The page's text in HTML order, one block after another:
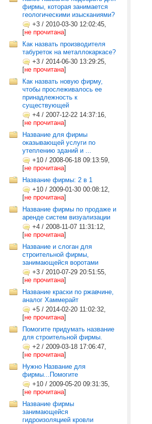
фирмы, которая занимается
геологическими изысканиями?
+3 / 2010-03-30 12:02:45,
[не прочитана]
Как назвать производителя
табуреток на металлокаркасе?
+3 / 2014-06-30 13:29:25,
[не прочитана]
Как назвать новую фирму,
чтобы прослеживалось ее
принадлежность к
существующей
+4 / 2007-12-22 14:37:16,
[не прочитана]
Название для фирмы
оказывающей услуги по
утеплению зданий и ...
+10 / 2008-06-18 09:13:59,
[не прочитана]
Название фирмы: 2 в 1
+10 / 2009-01-30 00:08:12,
[не прочитана]
Название фирмы по продаже и
аренде систем визуализации
+4 / 2008-11-07 11:31:12,
[не прочитана]
Название и слоган для
строительной фирмы,
занимающейся воротами
+3 / 2010-07-29 20:51:55,
[не прочитана]
Название краски по ржавчине,
аналог Хаммерайт
+5 / 2014-02-20 11:02:32,
[не прочитана]
Помогите придумать название
для строительной фирмы.
+2 / 2009-03-18 17:06:47,
[не прочитана]
Нужно Название для
фирмы...Помогите
+10 / 2009-05-20 09:31:35,
[не прочитана]
Название фирмы
занимающейся
гидроизоляцией кровли